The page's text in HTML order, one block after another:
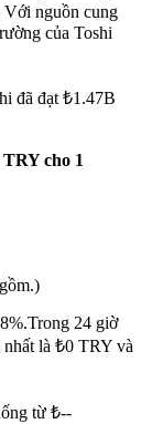
Với nguồn cung
của Toshi
đã đạt ₺1.47B
cho 1
Trong 24 giờ
nhất là ₺0 TRY và
từ ₺--